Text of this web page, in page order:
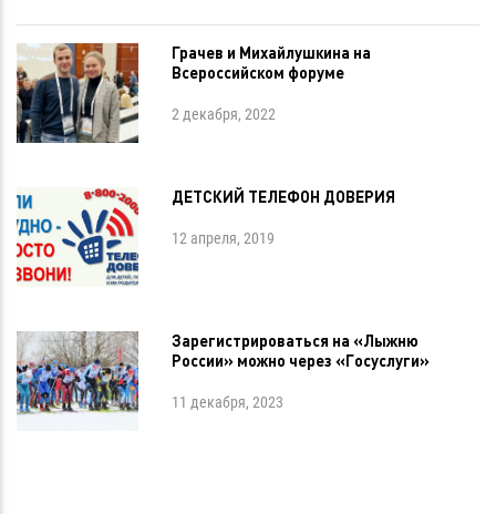
Грачев и Михайлушкина на
Всероссийском форуме
2 декабря, 2022
ДЕТСКИЙ ТЕЛЕФОН ДОВЕРИЯ
12 апреля, 2019
Зарегистрироваться на «Лыжню
России» можно через «Госуслуги»
11 декабря, 2023